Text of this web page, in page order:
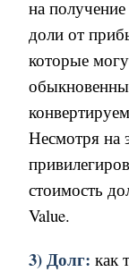
на
доли от
которые
Несмотря на
стоимость
Value.
3) Долг: как